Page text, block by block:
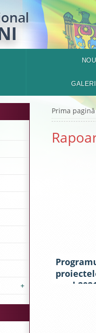
+
Prima pagină
anul